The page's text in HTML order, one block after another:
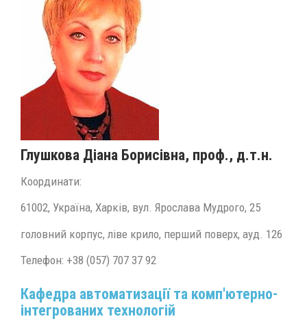
Глушкова Діана Борисівна, проф., д.т.н.
Координати:
61002, Україна, Харків, вул. Ярослава Мудрого, 25
головний корпус, ліве крило, перший поверх, ауд. 126
Телефон: +38 (057) 707 37 92
Кафедра автоматизації та комп'ютерно-
інтегрованих технологій